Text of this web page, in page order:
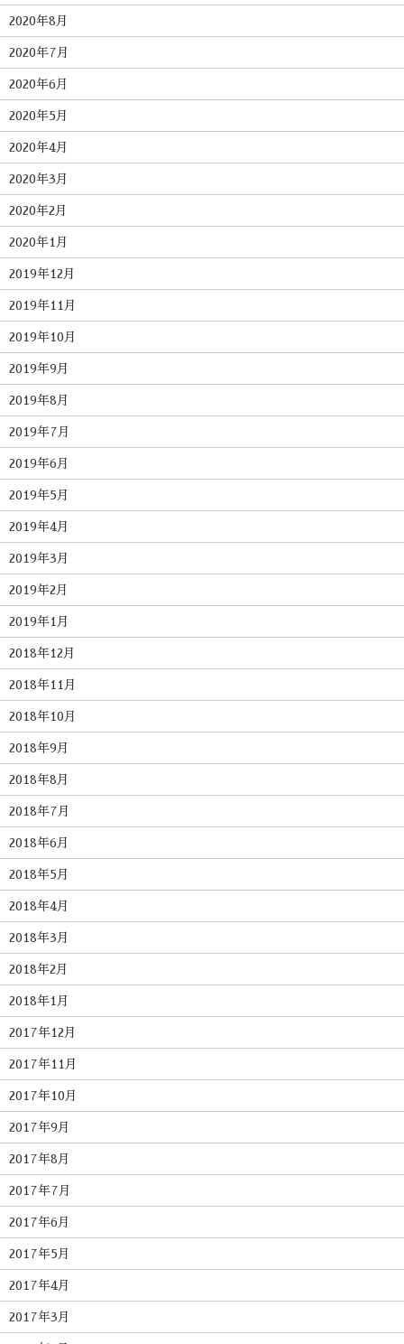
2020年8月
2020年7月
2020年6月
2020年5月
2020年4月
2020年3月
2020年2月
2020年1月
2019年12月
2019年11月
2019年10月
2019年9月
2019年8月
2019年7月
2019年6月
2019年5月
2019年4月
2019年3月
2019年2月
2019年1月
2018年12月
2018年11月
2018年10月
2018年9月
2018年8月
2018年7月
2018年6月
2018年5月
2018年4月
2018年3月
2018年2月
2018年1月
2017年12月
2017年11月
2017年10月
2017年9月
2017年8月
2017年7月
2017年6月
2017年5月
2017年4月
2017年3月